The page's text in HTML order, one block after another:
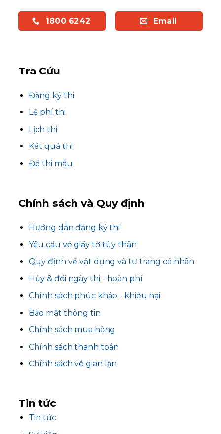
1800 6242 Email
Tra Cứu
Đăng ký thi
Lệ phí thi
Lịch thi
Kết quả thi
Đề thi mẫu
Chính sách và Quy định
Hướng dẫn đăng ký thi
Yêu cầu về giấy tờ tùy thân
Quy định về vật dụng và tư trang cá nhân
Hủy & đổi ngày thi - hoàn phí
Chính sách phúc khảo - khiếu nại
Bảo mật thông tin
Chính sách mua hàng
Chính sách thanh toán
Chính sách về gian lận
Tin tức
Tin tức